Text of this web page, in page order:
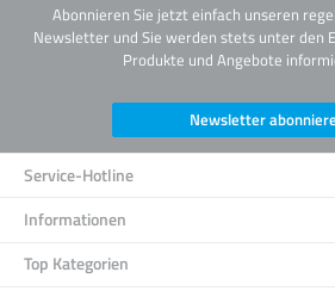
Abonnieren Sie jetzt einfach unseren
Newsletter und Sie werden stets unter den
Produkte und Angebote
Newsletter
Service-Hotline
Informationen
Top Kategorien